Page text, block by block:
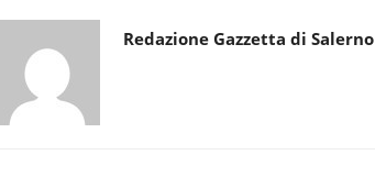
Redazione Gazzetta di Salerno